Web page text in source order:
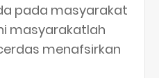
pada masyarakat
masyarakatlah
menafsirkan